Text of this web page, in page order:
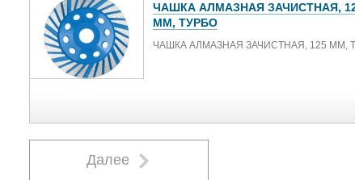
ЧАШКА АЛМАЗНАЯ ЗАЧИСТНАЯ,
ММ, ТУРБО
ЧАШКА АЛМАЗНАЯ ЗАЧИСТНАЯ, 125 ММ,
Далее